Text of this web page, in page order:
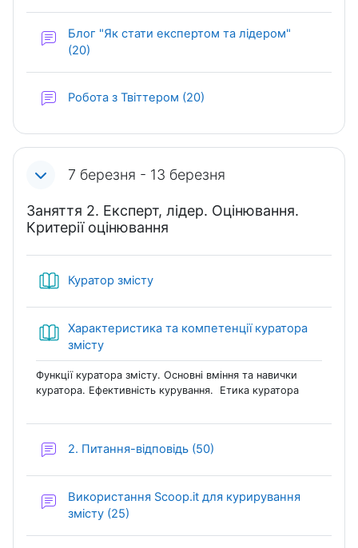
Блог "Як стати експертом та лідером"
(20)
Робота з Твіттером (20)
7 березня - 13 березня
Заняття 2. Експерт, лідер. Оцінювання.
Критерії оцінювання
Куратор змістуКнига
Характеристика та компетенції куратора
змістуКнига
Функції куратора змісту. Основні вміння та навички
куратора. Ефективність курування. Етика куратора
2. Питання-відповідь (50)
Використання Scoop.it для курирування
змісту (25)